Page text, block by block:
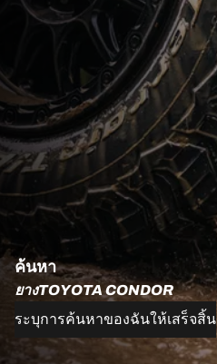
ค้นหา
ยางTOYOTA CONDOR
ระบุการค้นหาของฉันให้เสร็จสิ้น